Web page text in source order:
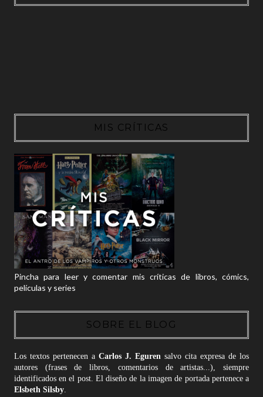
MIS CRÍTICAS
Pincha para leer y comentar mis críticas de libros, cómics,
películas y series
SOBRE EL BLOG
Los textos pertenecen a Carlos J. Egurensalvo cita expresa de los
autores (frases de libros, comentarios de artistas...), siempre
identificados en el post. El diseño de la imagen de portada pertenece a
Elsbeth Silsby.